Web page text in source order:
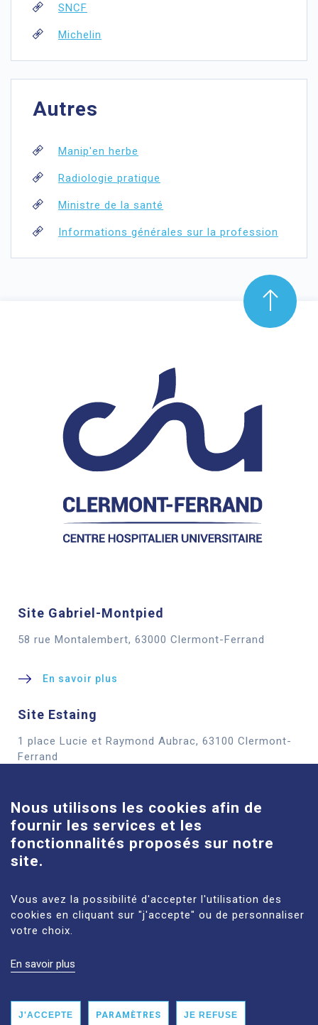
SNCF
Michelin
Autres
Manip'en herbe
Radiologie pratique
Ministre de la santé
Informations générales sur la profession
Site Gabriel-Montpied
58 rue Montalembert, 63000 Clermont-Ferrand
En savoir plus
Site Estaing
1 place Lucie et Raymond Aubrac, 63100 Clermont-
Ferrand
Site Louise-Michel
61 route de Châteaugay, 63118 Cébazat
En savoir plus
MENTIONS LÉGALES
ACCESSIBILITÉ : NON CONFORME
Nous utilisons les cookies afin de
fournir les services et les
fonctionnalités proposés sur notre
site.
Vous avez la possibilité d'accepter l'utilisation des
cookies en cliquant sur "j'accepte" ou de personnaliser
votre choix.
En savoir plus
J'ACCEPTE PARAMÈTRES JE REFUSE